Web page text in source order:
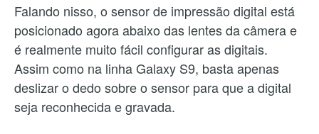
Falando nisso, o sensor de impressão digital está
posicionado agora abaixo das lentes da câmera e
é realmente muito fácil configurar as digitais.
Assim como na linha Galaxy S9, basta apenas
deslizar o dedo sobre o sensor para que a digital
seja reconhecida e gravada.